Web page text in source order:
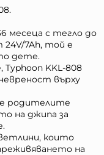
месеца с тегло до
7Ah, той е
дете.
KKL-808
върху
родителите
на джипа за
които
на